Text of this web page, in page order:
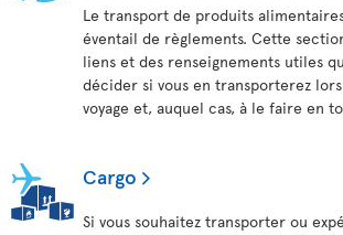
Le transport de produits
éventail de règlements. Cette
liens et des renseignements utiles
décider si vous en transporterez
voyage et, auquel cas, à le faire en
Cargo
Si vous souhaitez transporter ou